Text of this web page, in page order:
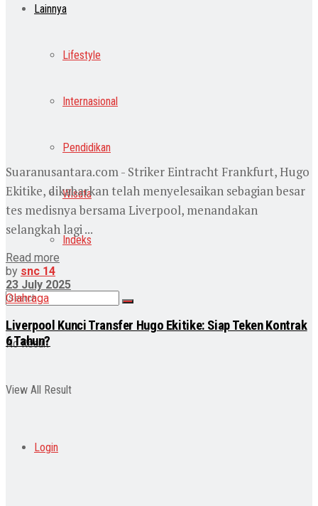
Lainnya
Lifestyle
Internasional
Pendidikan
Wisata
Indeks
No Result
View All Result
Login
Suaranusantara.com - Striker Eintracht Frankfurt, Hugo
Ekitike, dikabarkan telah menyelesaikan sebagian besar
tes medisnya bersama Liverpool, menandakan
selangkah lagi ...
Read more
by snc 14
23 July 2025
Olahraga
Liverpool Kunci Transfer Hugo Ekitike: Siap Teken Kontrak
6 Tahun?